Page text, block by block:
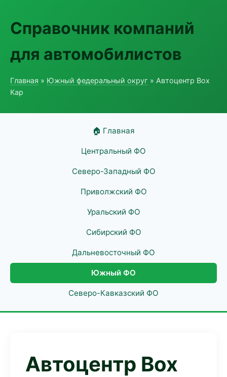
Справочник компаний
для автомобилистов
Главная » Южный федеральный округ » Автоцентр Box
Кар
🏠 Главная
Центральный ФО
Северо-Западный ФО
Приволжский ФО
Уральский ФО
Сибирский ФО
Дальневосточный ФО
Южный ФО
Северо-Кавказский ФО
Автоцентр Box